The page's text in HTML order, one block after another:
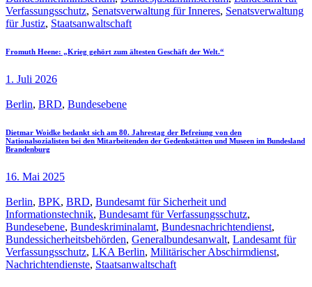
Verfassungsschutz, Senatsverwaltung für Inneres, Senatsverwaltung
für Justiz, Staatsanwaltschaft
Fromuth Heene: „Krieg gehört zum ältesten Geschäft der Welt.“
1. Juli 2026
Berlin, BRD, Bundesebene
Dietmar Woidke bedankt sich am 80. Jahrestag der Befreiung von den
Nationalsozialisten bei den Mitarbeitenden der Gedenkstätten und Museen im Bundesland
Brandenburg
16. Mai 2025
Berlin, BPK, BRD, Bundesamt für Sicherheit und
Informationstechnik, Bundesamt für Verfassungsschutz,
Bundesebene, Bundeskriminalamt, Bundesnachrichtendienst,
Bundessicherheitsbehörden, Generalbundesanwalt, Landesamt für
Verfassungsschutz, LKA Berlin, Militärischer Abschirmdienst,
Nachrichtendienste, Staatsanwaltschaft